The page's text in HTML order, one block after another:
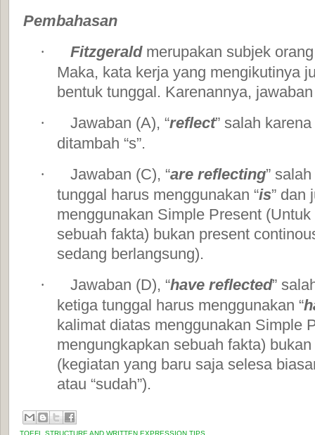
Pembahasan
· Fitzgeraldmerupakan subjek
Maka, kata kerja yang mengikutinya
bentuk tunggal. Karenannya,
· Jawaban (A), “reflect” salah
ditambah “s”.
· Jawaban (C), “are reflecting”
tunggal harus menggunakan “is” dan
menggunakan Simple Present
sebuah fakta) bukan present
sedang berlangsung).
· Jawaban (D), “have reflected”
ketiga tunggal harus menggunakan “
kalimat diatas menggunakan Simple
mengungkapkan sebuah fakta)
(kegiatan yang baru saja selesa
atau “sudah”).
TOEFL STRUCTURE AND WRITTEN EXPRESSION TIPS